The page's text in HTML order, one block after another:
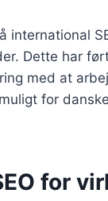
international
Dette har
med at
for
for